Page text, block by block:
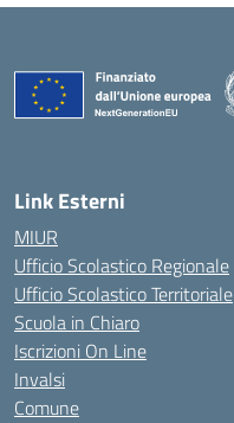
Link Esterni
MIUR
Ufficio Scolastico Regionale
Ufficio Scolastico Territoriale
Scuola in Chiaro
Iscrizioni On Line
Invalsi
Comune